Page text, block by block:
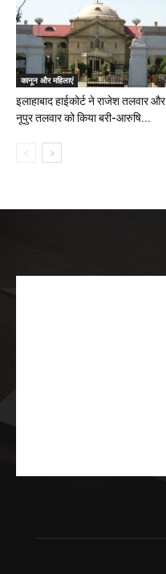
कानून और महिलाएं
इलाहाबाद हाईकोर्ट ने राजेश तलवार और
नूपुर तलवार को किया बरी-आरुषि...